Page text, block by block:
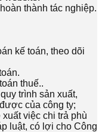
thành tác nghiệp.
kế toán, theo dõi
thuế..
trình sản xuất,
của công ty;
việc chi trả phù
luật, có lợi cho Công